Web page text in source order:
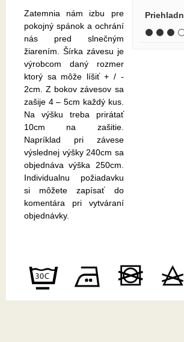
Zatemnia nám izbu pre
pokojný spánok a ochrání
nás pred slnečným
žiarením. Šírka závesu je
výrobcom daný rozmer
ktorý sa môže líšiť + / -
2cm. Z bokov závesov sa
zašije 4 – 5cm každý kus.
Na výšku treba prirátať
10cm na zašitie.
Napríklad pri závese
výslednej výšky 240cm sa
objednáva výška 250cm.
Individualnu požiadavku
si môžete zapísať do
komentára pri vytváraní
objednávky.
⚫ ⚫ ⚫